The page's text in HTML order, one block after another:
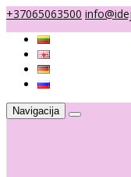
+37065063500
Navigacija